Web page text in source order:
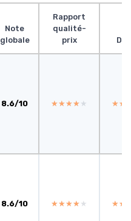
Note
globale
Rapport
qualité-
prix
8.6/10 ★★★★★
★★★★★
8.6/10 ★★★★★
★★★★★